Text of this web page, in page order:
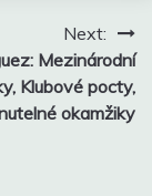
Next:
Mezinárodní
Klubové pocty,
okamžiky